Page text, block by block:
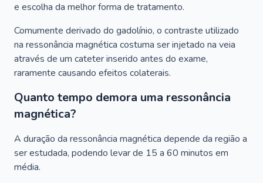
e escolha da melhor forma de tratamento.
Comumente derivado do gadolínio, o contraste utilizado
na ressonância magnética costuma ser injetado na veia
através de um cateter inserido antes do exame,
raramente causando efeitos colaterais.
Quanto tempo demora uma ressonância
magnética?
A duração da ressonância magnética depende da região a
ser estudada, podendo levar de 15 a 60 minutos em
média.